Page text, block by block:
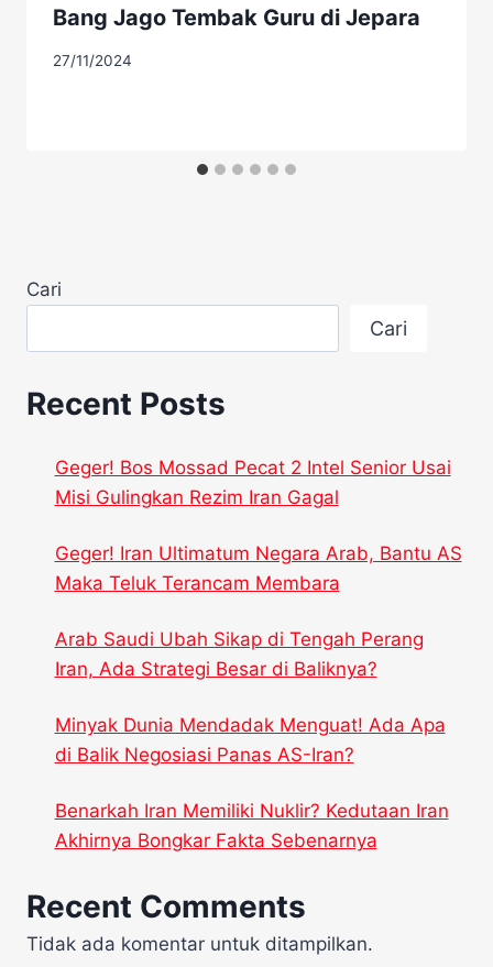
Bang Jago Tembak Guru di Jepara
27/11/2024
Cari
Cari
Recent Posts
Geger! Bos Mossad Pecat 2 Intel Senior Usai
Misi Gulingkan Rezim Iran Gagal
Geger! Iran Ultimatum Negara Arab, Bantu AS
Maka Teluk Terancam Membara
Arab Saudi Ubah Sikap di Tengah Perang
Iran, Ada Strategi Besar di Baliknya?
Minyak Dunia Mendadak Menguat! Ada Apa
di Balik Negosiasi Panas AS-Iran?
Benarkah Iran Memiliki Nuklir? Kedutaan Iran
Akhirnya Bongkar Fakta Sebenarnya
Recent Comments
Tidak ada komentar untuk ditampilkan.